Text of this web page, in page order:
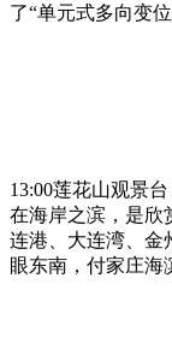
了“单元式多向变位
13:00莲花山观景
在海岸之滨，是欣
连港、大连湾、金
眼东南，付家庄海